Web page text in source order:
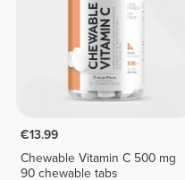
€13.99
Chewable Vitamin C 500 mg
90 chewable tabs